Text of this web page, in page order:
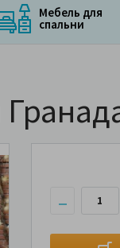
Мебель для
спальни